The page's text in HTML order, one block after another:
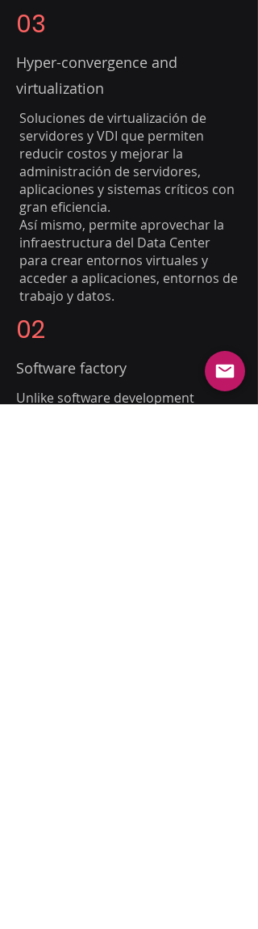
03
Hyper-convergence and
virtualization
Soluciones de virtualización de
servidores y VDI que permiten
reducir costos y mejorar la
administración de servidores,
aplicaciones y sistemas críticos con
gran eficiencia.
Así mismo, permite aprovechar la
infraestructura del Data Center
para crear entornos virtuales y
acceder a aplicaciones, entornos de
trabajo y datos.
02
Software factory
Unlike software development